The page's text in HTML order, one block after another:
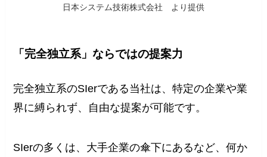
日本システム技術株式会社 より提供
「完全独立系」ならではの提案力
完全独立系のSIerである当社は、特定の企業や業
界に縛られず、自由な提案が可能です。
SIerの多くは、大手企業の傘下にあるなど、何か